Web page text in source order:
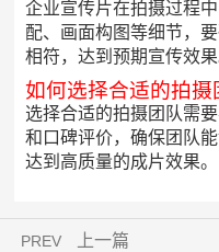
企业宣传片在拍摄过程
配、画面构图等细节，
相符，达到预期宣传效果
如何选择合适的拍摄
选择合适的拍摄团队需
和口碑评价，确保团队
达到高质量的成片效果。
PREV 上一篇